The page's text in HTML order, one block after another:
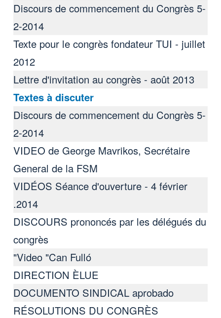
Discours de commencement du Congrès 5-
2-2014
Texte pour le congrès fondateur TUI - juillet
2012
Lettre d'invitation au congrès - août 2013
Textes à discuter
Discours de commencement du Congrès 5-
2-2014
VIDEO de George Mavrikos, Secrétaire
General de la FSM
VIDÉOS Séance d'ouverture - 4 février
2014.
DISCOURS prononcés par les délégués du
congrès
Video "Can Fulló"
DIRECTION ÈLUE
DOCUMENTO SINDICAL aprobado
RÉSOLUTIONS DU CONGRÈS